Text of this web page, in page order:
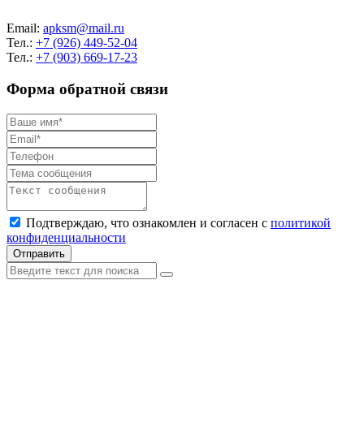
Email: apksm@mail.ru
Тел.: +7 (926) 449-52-04
Тел.: +7 (903) 669-17-23
Форма обратной связи
Подтверждаю, что ознакомлен и согласен с политикой
конфиденциальности
Отправить